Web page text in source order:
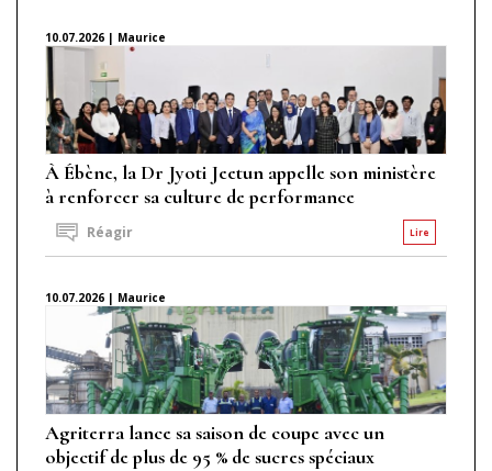
10.07.2026 | Maurice
À Ébène, la Dr Jyoti Jeetun appelle son ministère
à renforcer sa culture de performance
Lire
Réagir
10.07.2026 | Maurice
Agriterra lance sa saison de coupe avec un
objectif de plus de 95 % de sucres spéciaux